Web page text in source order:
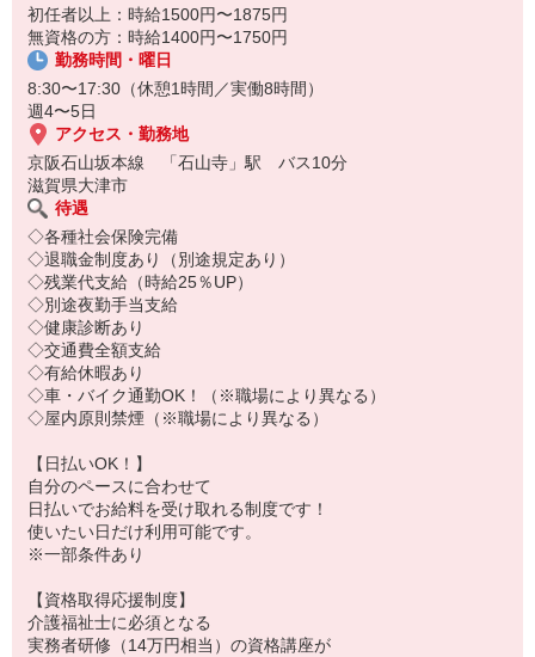
初任者以上：時給1500円〜1875円
無資格の方：時給1400円〜1750円
勤務時間・曜日
8:30〜17:30（休憩1時間／実働8時間）
週4〜5日
アクセス・勤務地
京阪石山坂本線 「石山寺」駅 バス10分
滋賀県大津市
待遇
◇各種社会保険完備
◇退職金制度あり（別途規定あり）
◇残業代支給（時給25％UP）
◇別途夜勤手当支給
◇健康診断あり
◇交通費全額支給
◇有給休暇あり
◇車・バイク通勤OK！（※職場により異なる）
◇屋内原則禁煙（※職場により異なる）
【日払いOK！】
自分のペースに合わせて
日払いでお給料を受け取れる制度です！
使いたい日だけ利用可能です。
※一部条件あり
【資格取得応援制度】
介護福祉士に必須となる
実務者研修（14万円相当）の資格講座が